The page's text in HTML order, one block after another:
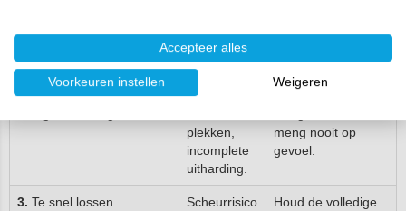
naar
voedsel.
2.Verkeerde
Kleverige of
plekken,
incomplete
uitharding.
meng nooit op
gevoel.
3. Te snel lossen.
Scheurrisico
Houd de volledige
Accepteer alles
Voorkeuren instellen Weigeren